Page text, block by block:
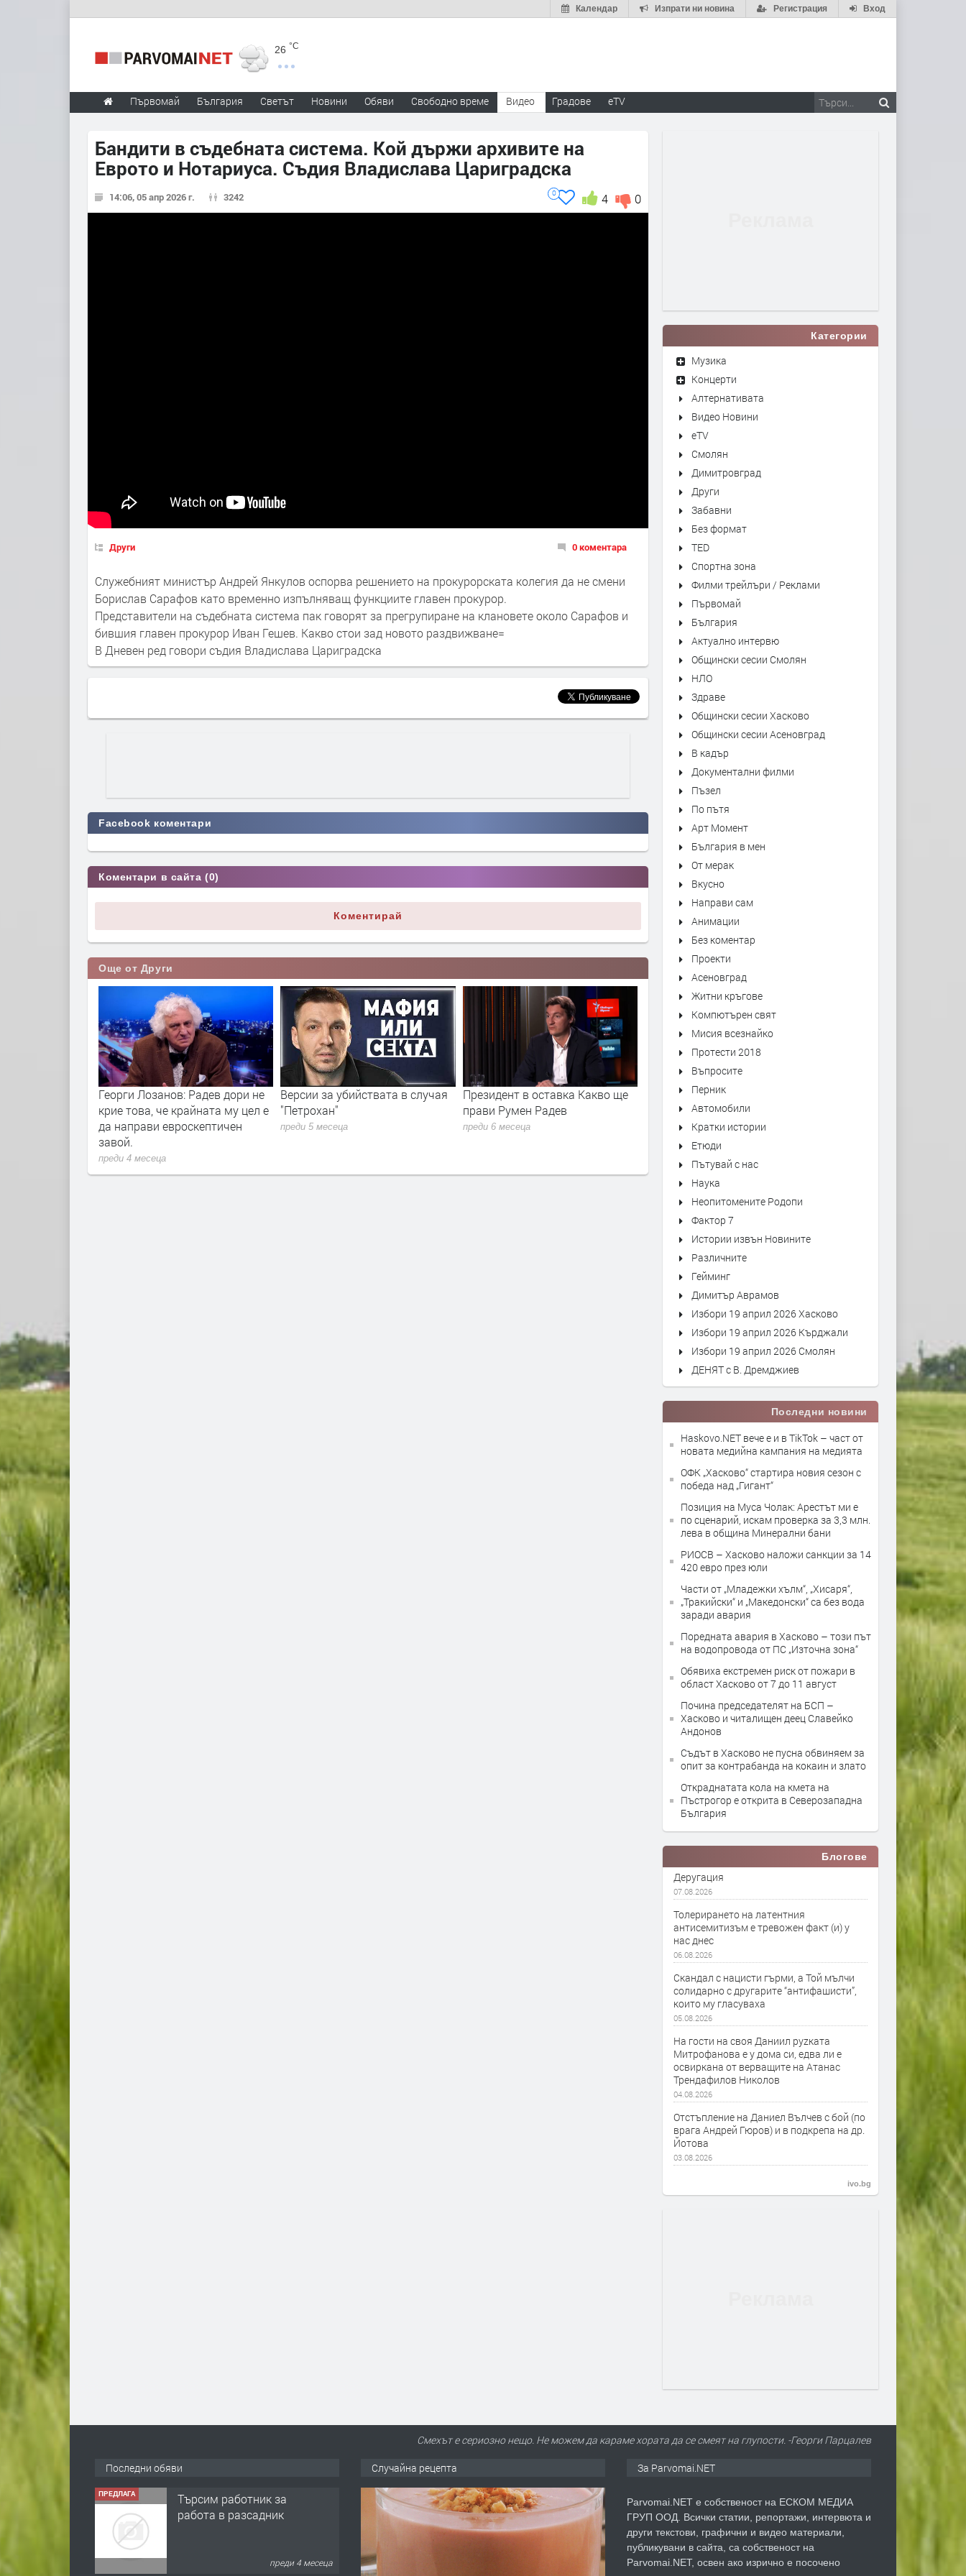
Вход
Регистрация
Изпрати ни новина
Календар
26 °C
Първомай България Светът Новини Обяви Свободно време Видео Градове eTV
Бандити в съдебната система. Кой държи архивите на
Еврото и Нотариуса. Съдия Владислава Цариградска
14:06, 05 апр 2026 г. 3242 0
4
0
Други 0 коментара
Служебният министър Андрей Янкулов оспорва решението на прокурорската колегия да не смени
Борислав Сарафов като временно изпълняващ функциите главен прокурор.
Представители на съдебната система пак говорят за прегрупиране на клановете около Сарафов и
бившия главен прокурор Иван Гешев. Какво стои зад новото раздвижване=
В Дневен ред говори съдия Владислава Цариградска
Facebook коментари
Коментари в сайта (0)
Коментирай
Още от Други
Георги Лозанов: Радев дори не
крие това, че крайната му цел е
да направи евроскептичен
завой.
преди 4 месеца
Версии за убийствата в случая
"Петрохан"
преди 5 месеца
Президент в оставка Какво ще
прави Румен Радев
преди 6 месеца
доц Ем Занкина; с Давос
маските са свалени и е вече
ясно, че Тръмп цели да разбие
EС и ООН
преди 6 месеца
Категории
Музика
Концерти
Алтернативата
Видео Новини
eTV
Смолян
Димитровград
Други
Забавни
Без формат
TED
Спортна зона
Филми трейлъри / Реклами
Първомай
България
Актуално интервю
Общински сесии Смолян
НЛО
Здраве
Общински сесии Хасково
Общински сесии Асеновград
В кадър
Документални филми
Пъзел
По пътя
Арт Момент
България в мен
От мерак
Вкусно
Направи сам
Анимации
Без коментар
Проекти
Асеновград
Житни кръгове
Компютърен свят
Мисия всезнайко
Протести 2018
Въпросите
Перник
Автомобили
Кратки истории
Етюди
Пътувай с нас
Наука
Неопитомените Родопи
Фактор 7
Истории извън Новините
Различните
Гейминг
Димитър Аврамов
Избори 19 април 2026 Хасково
Избори 19 април 2026 Кърджали
Избори 19 април 2026 Смолян
ДЕНЯТ с В. Дремджиев
Последни новини
Haskovo.NET вече е и в TikTok – част от
новата медийна кампания на медията
ОФК „Хасково“ стартира новия сезон с
победа над „Гигант“
Позиция на Муса Чолак: Арестът ми е
по сценарий, искам проверка за 3,3 млн.
лева в община Минерални бани
РИОСВ – Хасково наложи санкции за 14
420 евро през юли
Части от „Младежки хълм“, „Хисаря“,
„Тракийски“ и „Македонски“ са без вода
заради авария
Поредната авария в Хасково – този път
на водопровода от ПС „Източна зона“
Обявиха екстремен риск от пожари в
област Хасково от 7 до 11 август
Почина председателят на БСП –
Хасково и читалищен деец Славейко
Андонов
Съдът в Хасково не пусна обвиняем за
опит за контрабанда на кокаин и злато
Откраднатата кола на кмета на
Пъстрогор е открита в Северозападна
България
Блогове
Деругация
07.08.2026
Толерирането на латентния
антисемитизъм е тревожен факт (и) у
нас днес
06.08.2026
Скандал с нацисти гърми, а Той мълчи
солидарно с другарите “антифашисти”,
които му гласуваха
05.08.2026
На гости на своя Даниил руzката
Митрофанова е у дома си, едва ли е
освиркана от верващите на Атанас
Трендафилов Николов
04.08.2026
Отстъпление на Даниел Вълчев с бой (по
врага Андрей Гюров) и в подкрепа на др.
Йотова
03.08.2026
ivo.bg
Смехът е сериозно нещо. Не можем да караме хората да се смеят на глупости. -Георги Парцалев
Последни обяви
ПРЕДЛАГА
Търсим работник за
работа в разсадник
преди 4 месеца
Случайна рецепта За Parvomai.NET
Parvomai.NET е собственост на ЕСКОМ МЕДИА
ГРУП ООД. Всички статии, репортажи, интервюта и
други текстови, графични и видео материали,
публикувани в сайта, са собственост на
Parvomai.NET, освен ако изрично е посочено